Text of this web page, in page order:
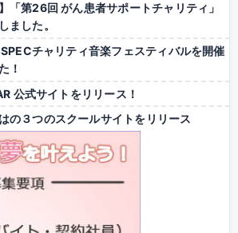
】「第26回 がん患者サポートチャリティ」
ました。
チャリティ音楽フェスティバルを開催
！
公式サイトをリリース！
の３つのスクールサイトをリリース